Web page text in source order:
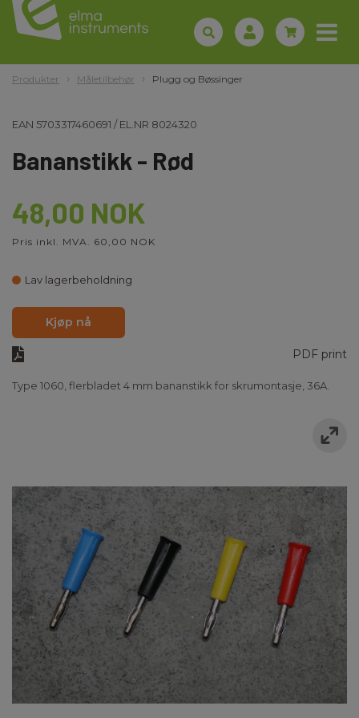
Produkter Måletilbehør Plugg og Bøssinger
EAN 5703317460691 /EL.NR 8024320
Bananstikk - Rød
48,00 NOK
Pris inkl. MVA. 60,00 NOK
Lav lagerbeholdning
Kjøp nå
PDF print
Type 1060, flerbladet 4 mm bananstikk for skrumontasje, 36A.